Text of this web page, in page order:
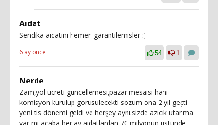
Aidat
Sendika aidatini hemen garantilemisler :)
6 ay önce 54 1
Nerde
Zam,yol ücreti güncellemesi,pazar mesaisi hani
komisyon kurulup gorusulecekti sozum ona 2 yıl geçti
yeni tis dönemi geldi ve herşey aynı.sizde azıcık utanma
var mı acaba her ay aidatlardan 70 milyonun ustunde